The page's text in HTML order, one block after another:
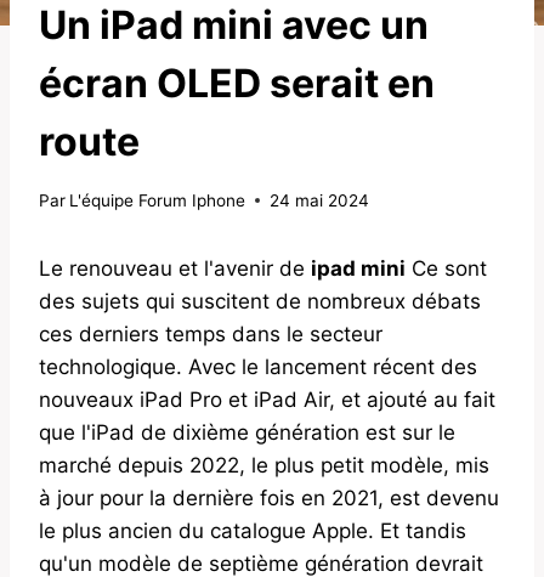
Un iPad mini avec un
écran OLED serait en
route
Par L'équipe Forum Iphone 24 mai 2024
Le renouveau et l'avenir de ipad mini Ce sont
des sujets qui suscitent de nombreux débats
ces derniers temps dans le secteur
technologique. Avec le lancement récent des
nouveaux iPad Pro et iPad Air, et ajouté au fait
que l'iPad de dixième génération est sur le
marché depuis 2022, le plus petit modèle, mis
à jour pour la dernière fois en 2021, est devenu
le plus ancien du catalogue Apple. Et tandis
qu'un modèle de septième génération devrait